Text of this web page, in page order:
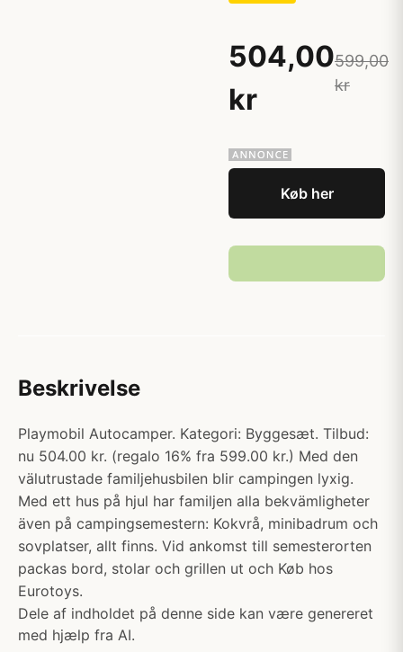
504,00
kr
599,00
kr
Køb her
Beskrivelse
Playmobil Autocamper. Kategori: Byggesæt. Tilbud:
nu 504.00 kr. (regalo 16% fra 599.00 kr.) Med den
välutrustade familjehusbilen blir campingen lyxig.
Med ett hus på hjul har familjen alla bekvämligheter
även på campingsemestern: Kokvrå, minibadrum och
sovplatser, allt finns. Vid ankomst till semesterorten
packas bord, stolar och grillen ut och Køb hos
Eurotoys.
Dele af indholdet på denne side kan være genereret
med hjælp fra AI.